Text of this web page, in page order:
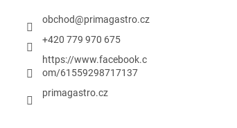
obchod@primagastro.cz
+420 779 970 675
https://www.facebook.c
om/61559298717137
primagastro.cz